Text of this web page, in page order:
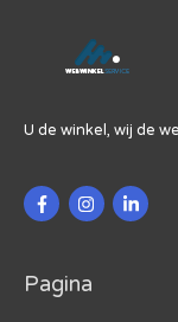
U de winkel, wij de
Pagina